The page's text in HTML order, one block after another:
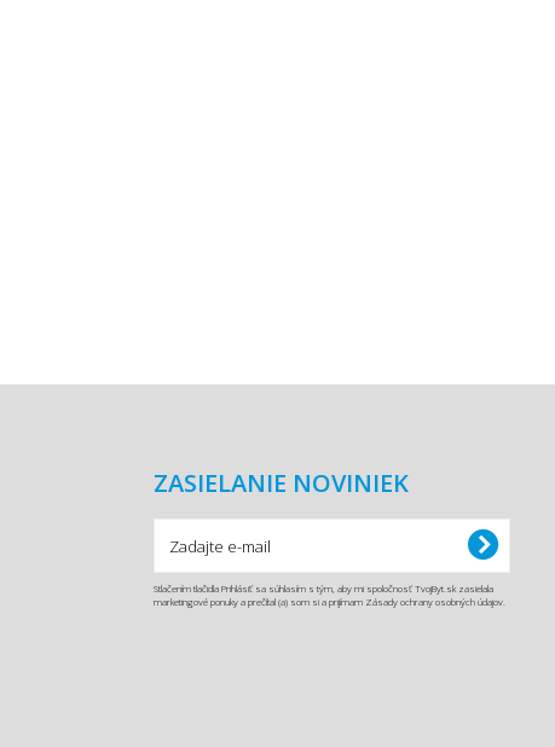
ZASIELANIE NOVINIEK
Stlačením tlačidla Prihlásiť sa súhlasím s tým, aby mi spoločnosť TvojByt.sk zasielala
marketingové ponuky a prečítal (a) som si a prijímam Zásady ochrany osobných údajov.